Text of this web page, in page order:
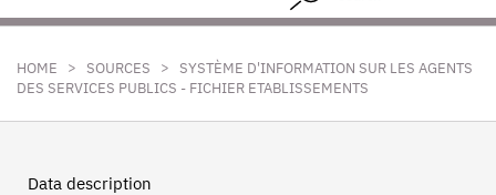
HOME > SOURCES > SYSTÈME D'INFORMATION SUR LES AGENTS
DES SERVICES PUBLICS - FICHIER ETABLISSEMENTS
Data description